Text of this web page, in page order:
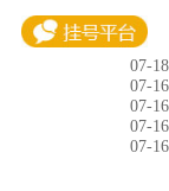
07-18
07-16
07-16
07-16
07-16